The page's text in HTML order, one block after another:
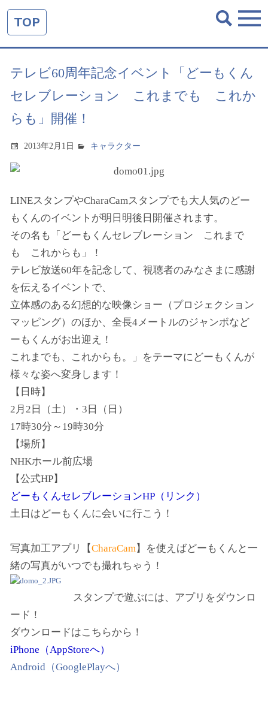
TOP
テレビ60周年記念イベント「どーもくん
セレブレーション これまでも これか
らも」開催！
2013年2月1日 キャラクター
LINEスタンプやCharaCamスタンプでも大人気のどー
もくんのイベントが明日明後日開催されます。
その名も
「どーもくんセレブレーション これまで
も これからも」
！
テレビ放送60年を記念して、視聴者のみなさまに感謝
を伝えるイベントで、
立体感のある幻想的な映像ショー（プロジェクション
マッピング）のほか、全長4メートルのジャンボなど
ーもくんがお出迎え！
これまでも、これからも。」をテーマにどーもくんが
様々な姿へ変身します！
【日時】
2月2日（土）・3日（日）
17時30分～19時30分
【場所】
NHKホール前広場
【公式HP】
どーもくんセレブレーションHP（リンク）
土日はどーもくんに会いに行こう！
写真加工アプリ【CharaCam】
を使えばどーもくんと一
緒の写真がいつでも撮れちゃう！
スタンプで遊ぶには、アプリをダウンロ
ード！
ダウンロードはこちらから！
iPhone（AppStoreへ）
Android（GooglePlayへ）